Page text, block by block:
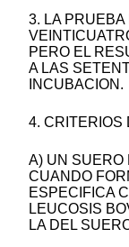
3. LA PRUEBA
PERO EL
A LAS
INCUBACION.
4. CRITERIOS
A) UN SUERO
CUANDO
ESPECIFICA
LEUCOSIS
LA DEL